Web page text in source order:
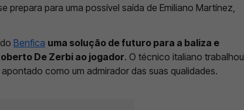
prepara para uma possível saída de Emiliano Martínez,
Benfica uma solução de futuro para a baliza e
De Zerbi ao jogador. O técnico italiano trabalhou
como um admirador das suas qualidades.